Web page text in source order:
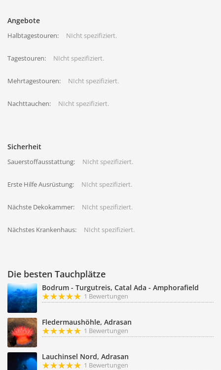
Angebote
Halbtagestouren: NIcht spezifiziert.
Tagestouren: NIcht spezifiziert.
Mehrtagestouren: NIcht spezifiziert.
Nachttauchen: NIcht spezifiziert.
Sicherheit
Sauerstoffausstattung: NIcht spezifiziert.
Erste Hilfe Ausrüstung: NIcht spezifiziert.
Nächste Dekokammer: NIcht spezifiziert.
Nächstes Krankenhaus: NIcht spezifiziert.
Die besten Tauchplätze
Bodrum - Turgutreis, Catal Ada - Amphorafield
1 Bewertungen
Fledermaushöhle, Adrasan
1 Bewertungen
Lauchinsel Nord, Adrasan
1 Bewertungen